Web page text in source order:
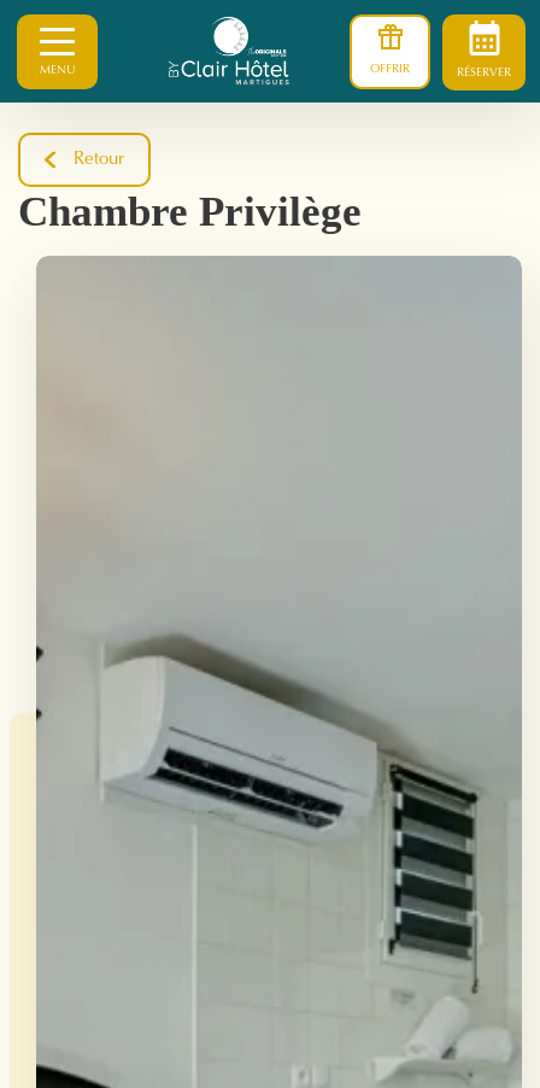
OFFRIR RÉSERVER
MENU
Retour
Chambre Privilège